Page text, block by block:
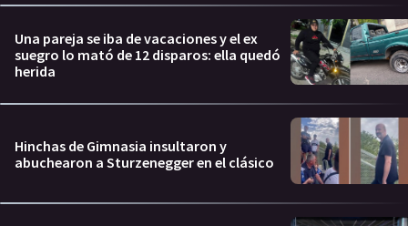
Una pareja se iba de vacaciones y el ex
suegro lo mató de 12 disparos: ella quedó
herida
Hinchas de Gimnasia insultaron y
abuchearon a Sturzenegger en el clásico